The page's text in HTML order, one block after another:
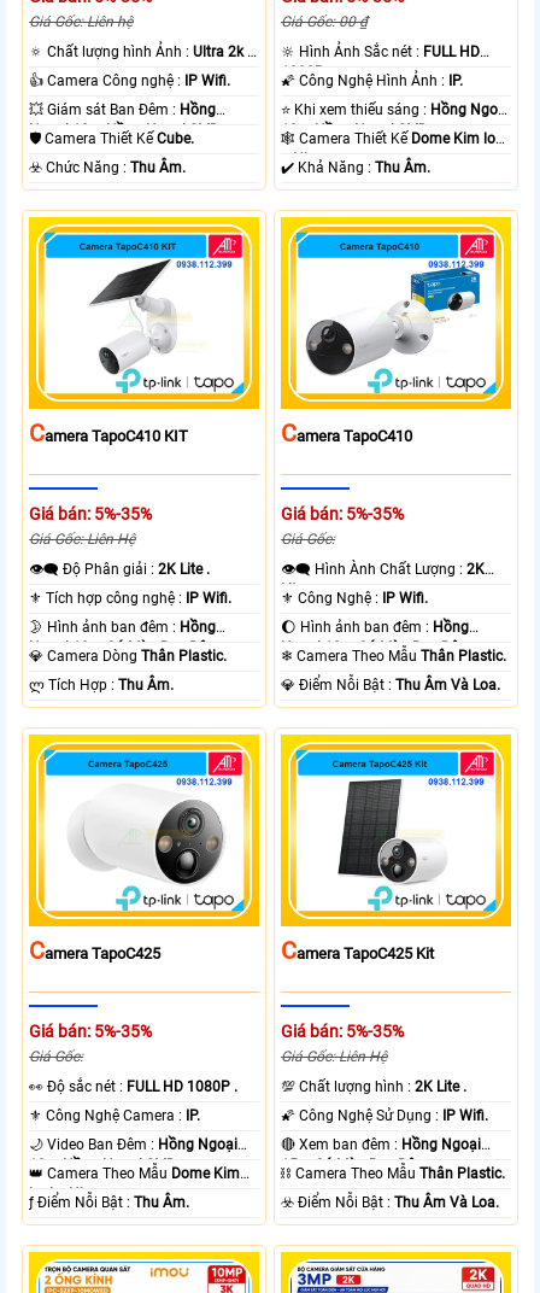
Giá Gốc: Liên hệ
🔅 Chất lượng hình Ảnh :Ultra 2k +
.
👍 Camera Công nghệ : IP Wifi.
💥 Giám sát Ban Đêm : Hồng
Ngoại 10m Hồng Ngoại SMD.
🛡 Camera Thiết KếCube.
️☣️ Chức Năng :Thu Âm.
Giá Gốc: 00 ₫
🔆 Hình Ảnh Sắc nét : FULL HD
1080P .
🌠 Công Nghệ Hình Ảnh : IP.
⭐ Khi xem thiếu sáng : Hồng Ngoại
10m Hồng Ngoại SMD.
🕸️ Camera Thiết Kế Dome Kim loại
+ Nhựa.
️✔️ Khả Năng :Thu Âm.
CAmera TapoC410 KIT
Giá bán: 5%-35%
Giá Gốc: Liên Hệ
👁️‍🗨 Độ Phân giải :2K Lite .
⚜️ Tích hợp công nghệ : IP Wifi.
🌛 Hình ảnh ban đêm : Hồng
Ngoại 10m Có Màu Ban Ðêm.
💎 Camera DòngThân Plastic.
️ლ Tích Hợp :Thu Âm.
CAmera TapoC410
Giá bán: 5%-35%
Giá Gốc:
👁️‍🗨 Hình Ành Chất Lượng :2K
Lite .
⚜️ Công Nghệ : IP Wifi.
🌔 Hình ảnh ban đêm : Hồng
Ngoại 10m Có Màu Ban Ðêm.
❄ Camera Theo MẫuThân Plastic.
️💎 Điểm Nỗi Bật :Thu Âm Và Loa.
CAmera TapoC425
Giá bán: 5%-35%
Giá Gốc:
️👀 Độ sắc nét : FULL HD 1080P .
⚜️ Công Nghệ Camera : IP.
🌙 Video Ban Đêm : Hồng Ngoại
10m Hồng Ngoại SMD.
👑 Camera Theo Mẫu Dome Kim
loại + Nhựa.
️ƒ Điểm Nỗi Bật :Thu Âm.
CAmera TapoC425 Kit
Giá bán: 5%-35%
Giá Gốc: Liên Hệ
💯 Chất lượng hình :2K Lite .
🌠 Công Nghệ Sử Dụng : IP Wifi.
🔴 Xem ban đêm : Hồng Ngoại
15m Có Màu Ban Ðêm.
⛓ Camera Theo MẫuThân Plastic.
️☣️ Điểm Nỗi Bật :Thu Âm Và Loa.